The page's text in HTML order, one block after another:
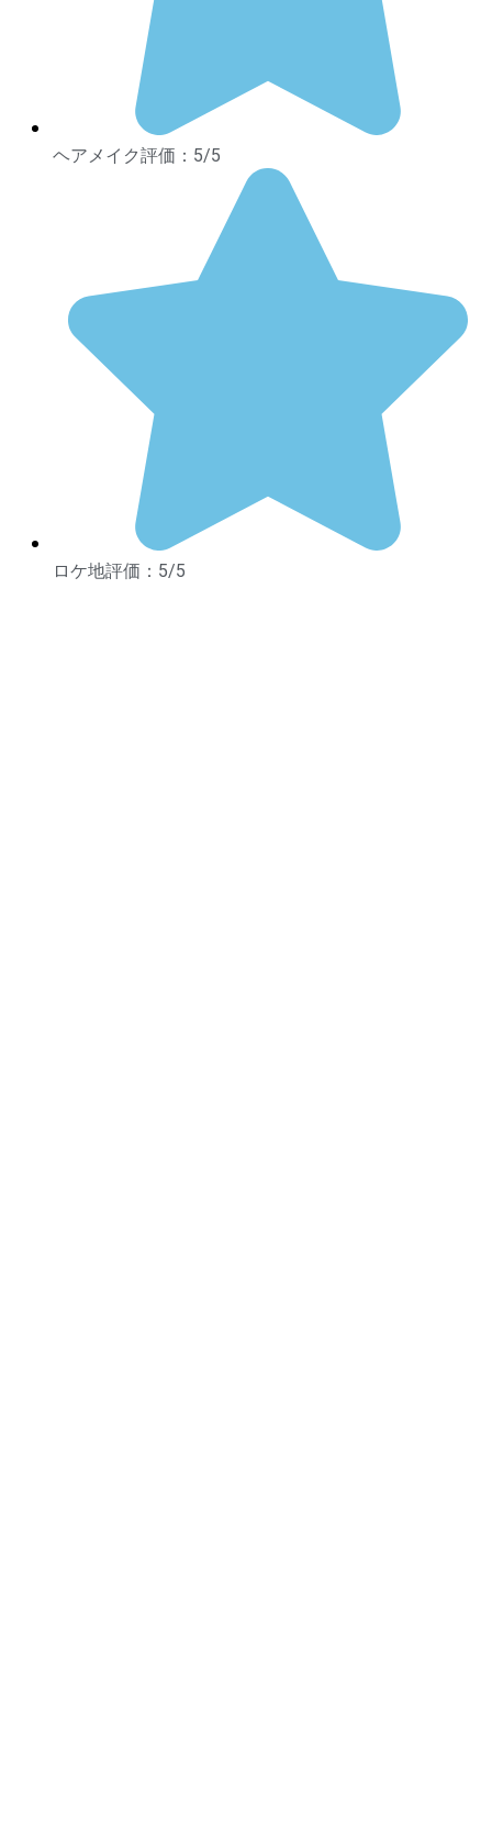
ヘアメイク評価：5/5
ロケ地評価：5/5